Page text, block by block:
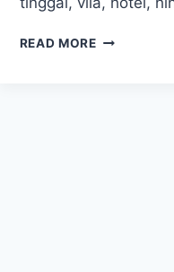
READ MOREHARGA